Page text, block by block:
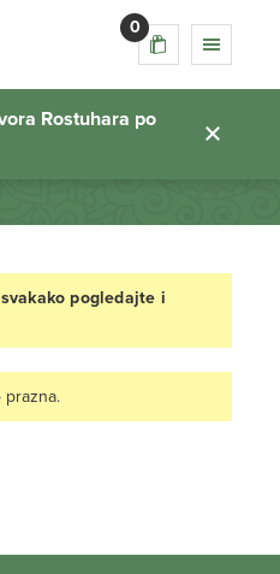
0
Rostuhara po
pogledajte i
prazna.